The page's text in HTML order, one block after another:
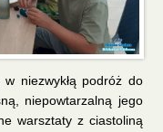
niezwykłą podróż do
niepowtarzalną jego
warsztaty z ciastoliną